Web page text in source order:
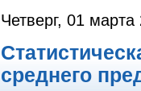
Четверг, 01
среднего